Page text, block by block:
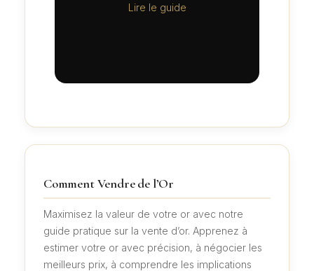
Lire le guide
Comment Vendre de l’Or
Maximisez la valeur de votre or avec notre
guide pratique sur la vente d’or. Apprenez à
estimer votre or avec précision, à négocier les
meilleurs prix, à comprendre les implications